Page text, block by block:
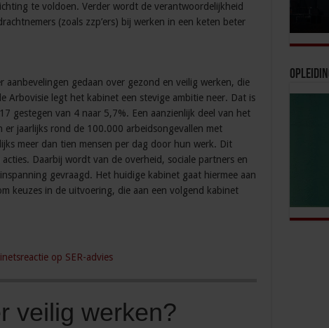
te voldoen. Verder wordt de verantwoordelijkheid
(zoals zzp’ers) bij werken in een keten beter
aanbevelingen gedaan over gezond en veilig werken, die
Arbovisie legt het kabinet een stevige ambitie neer. Dat is
gestegen van 4 naar 5,7%. Een aanzienlijk deel van het
er jaarlijks rond de 100.000 arbeidsongevallen met
meer dan tien mensen per dag door hun werk. Dit
Daarbij wordt van de overheid, sociale partners en
gevraagd. Het huidige kabinet gaat hiermee aan
keuzes in de uitvoering, die aan een volgend kabinet
op SER-advies
veilig werken?